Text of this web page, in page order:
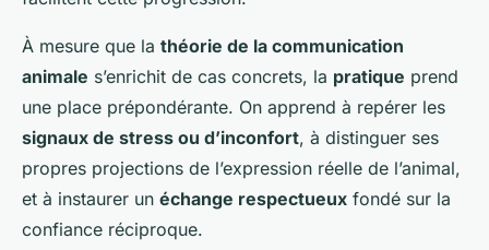
À mesure que la théorie de la communication
animale s’enrichit de cas concrets, la pratique prend
une place prépondérante. On apprend à repérer les
signaux de stress ou d’inconfort, à distinguer ses
propres projections de l’expression réelle de l’animal,
et à instaurer un échange respectueux fondé sur la
confiance réciproque.